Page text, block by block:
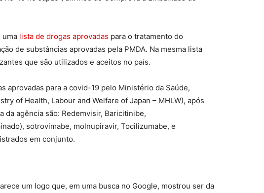
uma lista de drogas aprovadas para o tratamento do
de substâncias aprovadas pela PMDA. Na mesma lista
que são utilizados e aceitos no país.
aprovadas para a covid-19 pelo Ministério da Saúde,
of Health, Labour and Welfare of Japan – MHLW), após
da agência são: Redemvisir, Baricitinibe,
sotrovimabe, molnupiravir, Tocilizumabe, e
em conjunto.
um logo que, em uma busca no Google, mostrou ser da